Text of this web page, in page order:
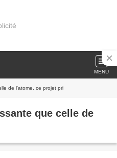
MENU
de l'atome. ce projet pri
que celle de